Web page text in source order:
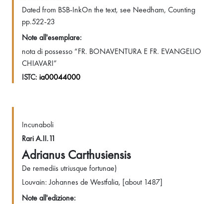
Dated from BSB-InkOn the text, see Needham, Counting
pp.522-23
Note all'esemplare:
nota di possesso “FR. BONAVENTURA E FR. EVANGELIO
CHIAVARI”
ISTC: ia00044000
Incunaboli
Rari A.II.11
Adrianus Carthusiensis
De remediis utriusque fortunae)
Louvain: Johannes de Westfalia, [about 1487]
Note all'edizione: